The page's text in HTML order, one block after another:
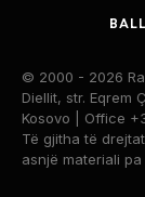
© 2000 - 2026
Diellit, str. Eqrem
Kosovo | Office
Të gjitha të
asnjë materiali